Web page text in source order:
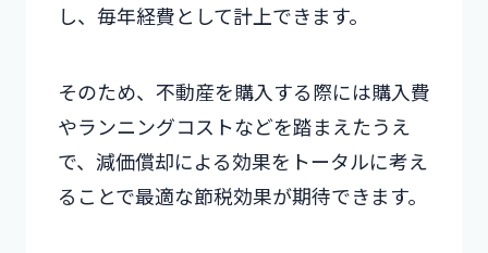
し、毎年経費として計上できます。
そのため、不動産を購入する際には購入費
やランニングコストなどを踏まえたうえ
で、減価償却による効果をトータルに考え
ることで最適な節税効果が期待できます。